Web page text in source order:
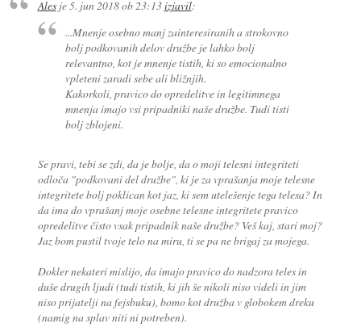
Alesje5. jun 2018 ob 23:13izjavil:
...Mnenje osebno manj zainteresiranih a strokovno
bolj podkovanih delov družbe je lahko bolj
relevantno, kot je mnenje tistih, ki so emocionalno
vpleteni zaradi sebe ali bližnjih.
Kakorkoli, pravico do opredelitve in legitimnega
mnenja imajo vsi pripadniki naše družbe. Tudi tisti
bolj zblojeni.
Se pravi, tebi se zdi, da je bolje, da o moji telesni integriteti
odloča "podkovani del družbe", ki je za vprašanja moje telesne
integritete bolj poklican kot jaz, ki sem utelešenje tega telesa? In
da ima do vprašanj moje osebne telesne integritete pravico
opredelitve čisto vsak pripadnik naše družbe? Veš kaj, stari moj?
Jaz bom pustil tvoje telo na miru, ti se pa ne brigaj za mojega.
Dokler nekateri mislijo, da imajo pravico do nadzora teles in
duše drugih ljudi (tudi tistih, ki jih še nikoli niso videli in jim
niso prijatelji na fejsbuku), bomo kot družba v globokem dreku
(namig na splav niti ni potreben).